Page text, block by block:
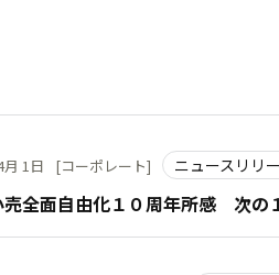
売全面自由化１０周年所感 次の
月 1日 [コーポレート] ニュースリリ